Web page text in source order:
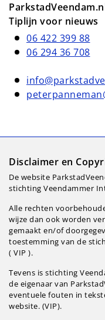
Tiplijn voor nieuws
06 422 399 88
06 294 36 708
Disclaimer en
De website
stichting Veendammer
Alle rechten
wijze dan ook worden
gemaakt en/of
toestemming van de
( VIP ).
Tevens is stichting
de eigenaar van
eventuele fouten in
website. (VIP).